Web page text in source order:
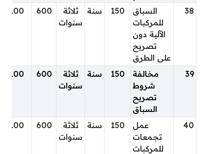
38
السباق
للمركبات
الآلية دون
تصريح
على الطرق
150 سنة
ثلاثة
سنوات
600
100
39
مخالفة
شروط
تصريح
السباق
150 سنة
ثلاثة
سنوات
600
100
40
عمل
تجمعات
للمركبات
150 سنة
ثلاثة
سنوات
600
100